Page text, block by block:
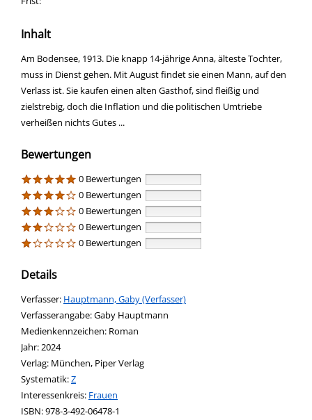
Inhalt
Am Bodensee, 1913. Die knapp 14-jährige Anna, älteste Tochter,
muss in Dienst gehen. Mit August findet sie einen Mann, auf den
Verlass ist. Sie kaufen einen alten Gasthof, sind fleißig und
zielstrebig, doch die Inflation und die politischen Umtriebe
verheißen nichts Gutes ...
Bewertungen
0 Bewertungen
0 Bewertungen
0 Bewertungen
0 Bewertungen
0 Bewertungen
Details
Verfasser: Suche nach diesem Verfasser
Hauptmann, Gaby (Verfasser)
Verfasserangabe:Gaby Hauptmann
Medienkennzeichen: Roman
Jahr:2024
Verlag: München, Piper Verlag
opens in new tab
Diesen Link in neuem Tab öffnen
Systematik:Suche nach dieser Systematik
Z
Interessenkreis: Suche nach diesem Interessenskreis
Frauen
ISBN:978-3-492-06478-1